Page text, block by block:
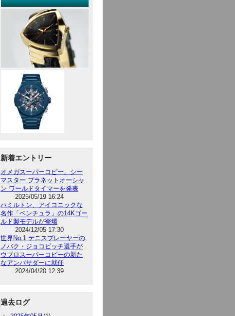
新着エントリー
オメガスーパーコピー、シー
マスター プラネットオーシャ
ン ワールドタイマーを発表
2025/05/19 16:24
ハミルトン、アイコニックな
名作「ベンチュラ」の14Kゴー
ルド製モデルが登場
2024/12/05 17:30
世界No.1 テニスプレーヤーの
ノバク・ジョコビッチ選手が
ウブロスーパーコピーの新た
なアンバサダーに就任
2024/04/20 12:39
過去ログ